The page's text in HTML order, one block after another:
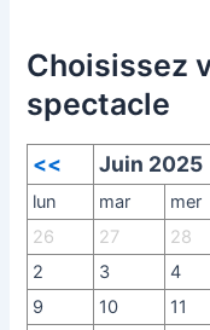
Choisissez
spectacle
<< Juin 2025
lun mar mer
26
27 28
2
3 4
9
10 11